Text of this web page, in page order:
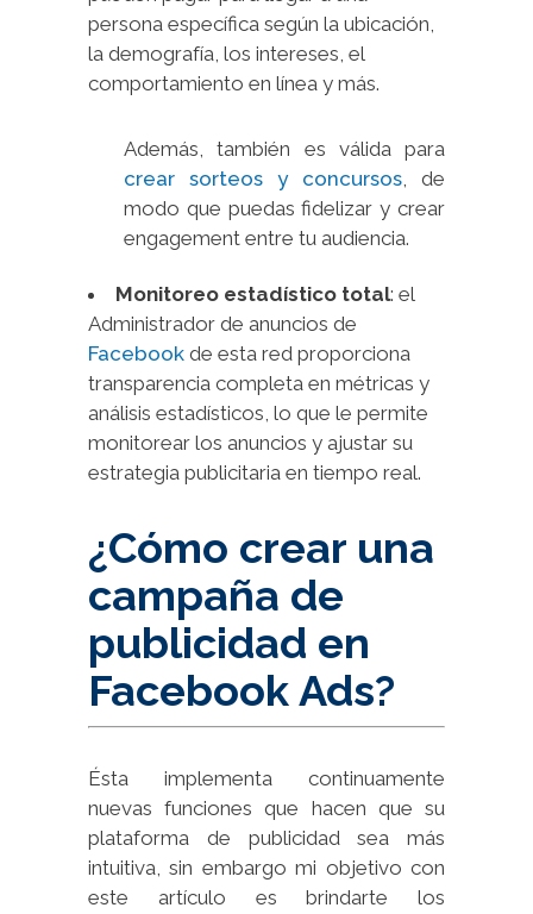
persona específica según la ubicación,
la demografía, los intereses, el
comportamiento en línea y más.
Además, también es válida para
crear sorteos y concursos, de
modo que puedas fidelizar y crear
engagement entre tu audiencia.
Monitoreo estadístico total: el
Administrador de anuncios de
Facebook de esta red proporciona
transparencia completa en métricas y
análisis estadísticos, lo que le permite
monitorear los anuncios y ajustar su
estrategia publicitaria en tiempo real.
¿Cómo crear una
campaña de
publicidad en
Facebook Ads?
Ésta implementa continuamente
nuevas funciones que hacen que su
plataforma de publicidad sea más
intuitiva, sin embargo mi objetivo con
este artículo es brindarte los